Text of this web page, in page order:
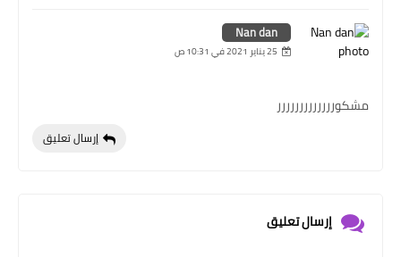
Nan dan
25 يناير 2021 في 10:31 ص
مشكوررررررررررررر
إرسال تعليق
إرسال تعليق